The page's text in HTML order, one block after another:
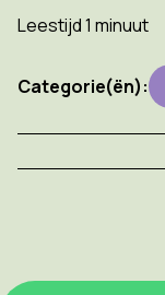
Leestijd 1 minuut
Categorie(ën):